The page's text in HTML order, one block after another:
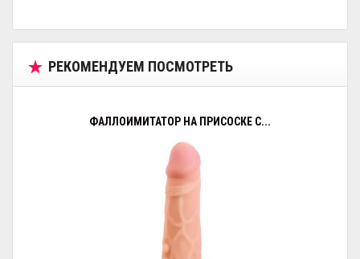
РЕКОМЕНДУЕМ ПОСМОТРЕТЬ
ФАЛЛОИМИТАТОР НА ПРИСОСКЕ С...